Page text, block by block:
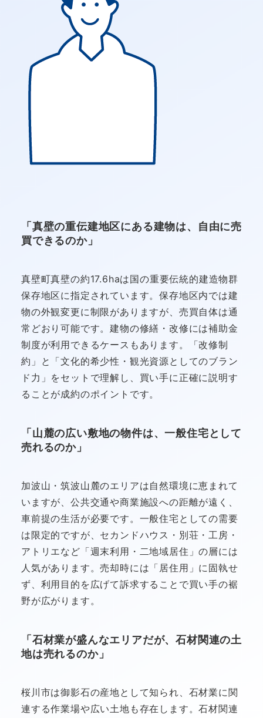
「真壁の重伝建地区にある建物は、自由に売
買できるのか」
真壁町真壁の約17.6haは国の重要伝統的建造物群
保存地区に指定されています。保存地区内では建
物の外観変更に制限がありますが、売買自体は通
常どおり可能です。建物の修繕・改修には補助金
制度が利用できるケースもあります。「改修制
約」と「文化的希少性・観光資源としてのブラン
ド力」をセットで理解し、買い手に正確に説明す
ることが成約のポイントです。
「山麓の広い敷地の物件は、一般住宅として
売れるのか」
加波山・筑波山麓のエリアは自然環境に恵まれて
いますが、公共交通や商業施設への距離が遠く、
車前提の生活が必要です。一般住宅としての需要
は限定的ですが、セカンドハウス・別荘・工房・
アトリエなど「週末利用・二地域居住」の層には
人気があります。売却時には「居住用」に固執せ
ず、利用目的を広げて訴求することで買い手の裾
野が広がります。
「石材業が盛んなエリアだが、石材関連の土
地は売れるのか」
桜川市は御影石の産地として知られ、石材業に関
連する作業場や広い土地も存在します。石材関連